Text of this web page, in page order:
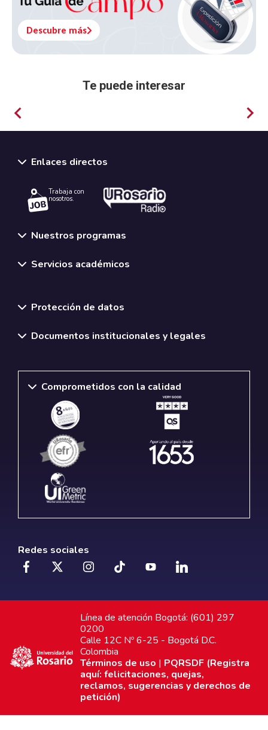
Descubre más
Te puede interesar
Enlaces directos
Trabaja con
nosotros.
Nuestros programas
Servicios académicos
Protección de datos
Documentos institucionales y legales
Comprometidos con la calidad
Redes sociales
Línea de atención Bogotá: (601) 297
0200
Calle 12C Nº 6-25 - Bogotá D.C.
Colombia
Términos de uso | PQRSDF (Registra
aquí: felicitaciones, quejas,
reclamos, sugerencias y derechos de
petición)